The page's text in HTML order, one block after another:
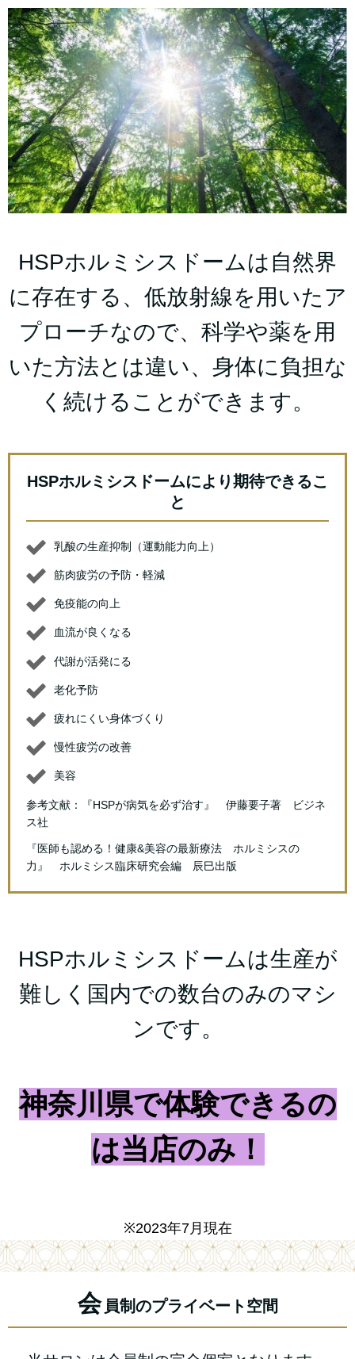
HSPホルミシスドームは自然界
に存在する、低放射線を用いたア
プローチなので、科学や薬を用
いた方法とは違い、身体に負担な
く続けることができます。
HSPホルミシスドームにより期待できるこ
と
乳酸の生産抑制（運動能力向上）
筋肉疲労の予防・軽減
免疫能の向上
血流が良くなる
代謝が活発にる
老化予防
疲れにくい身体づくり
慢性疲労の改善
美容
参考文献：『HSPが病気を必ず治す』 伊藤要子著 ビジネ
ス社
『医師も認める！健康&美容の最新療法 ホルミシスの
力』 ホルミシス臨床研究会編 辰巳出版
HSPホルミシスドームは生産が
難しく国内での数台のみのマシ
ンです。
神奈川県で体験できるの
は当店のみ！
※2023年7月現在
会 員制のプライベート空間